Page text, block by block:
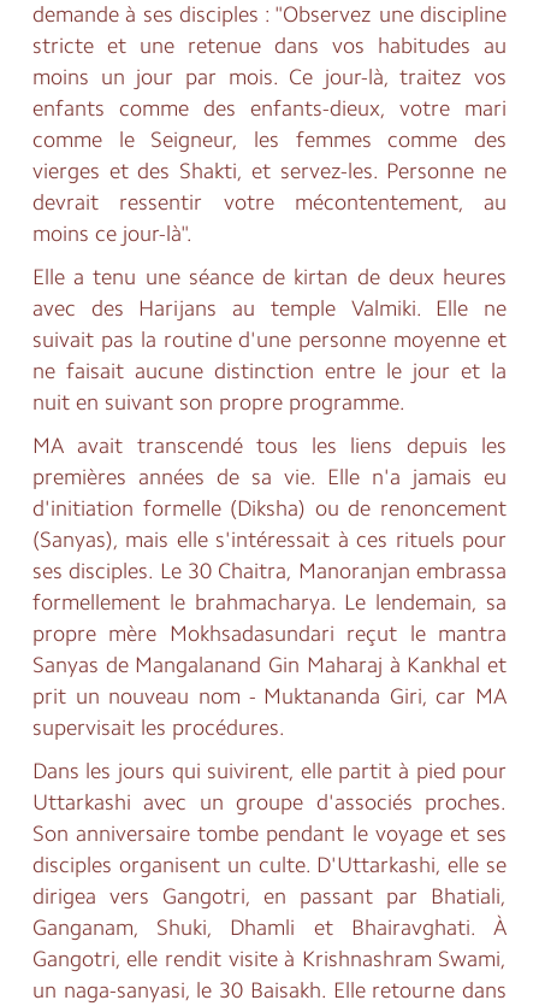
demande à ses disciples : "Observez une discipline
stricte et une retenue dans vos habitudes au
moins un jour par mois. Ce jour-là, traitez vos
enfants comme des enfants-dieux, votre mari
comme le Seigneur, les femmes comme des
vierges et des Shakti, et servez-les. Personne ne
devrait ressentir votre mécontentement, au
moins ce jour-là".
Elle a tenu une séance de kirtan de deux heures
avec des Harijans au temple Valmiki. Elle ne
suivait pas la routine d'une personne moyenne et
ne faisait aucune distinction entre le jour et la
nuit en suivant son propre programme.
MA avait transcendé tous les liens depuis les
premières années de sa vie. Elle n'a jamais eu
d'initiation formelle (Diksha) ou de renoncement
(Sanyas), mais elle s'intéressait à ces rituels pour
ses disciples. Le 30 Chaitra, Manoranjan embrassa
formellement le brahmacharya. Le lendemain, sa
propre mère Mokhsadasundari reçut le mantra
Sanyas de Mangalanand Gin Maharaj à Kankhal et
prit un nouveau nom - Muktananda Giri, car MA
supervisait les procédures.
Dans les jours qui suivirent, elle partit à pied pour
Uttarkashi avec un groupe d'associés proches.
Son anniversaire tombe pendant le voyage et ses
disciples organisent un culte. D'Uttarkashi, elle se
dirigea vers Gangotri, en passant par Bhatiali,
Ganganam, Shuki, Dhamli et Bhairavghati. À
Gangotri, elle rendit visite à Krishnashram Swami,
un naga-sanyasi, le 30 Baisakh. Elle retourne dans